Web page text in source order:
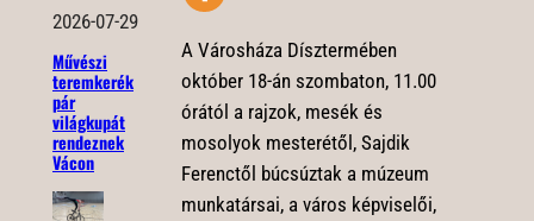
2026-07-29
Művészi
teremkerék
pár
világkupát
rendeznek
Vácon
A Városháza Dísztermében
október 18-án szombaton, 11.00
órától a rajzok, mesék és
mosolyok mesterétől, Sajdik
Ferenctől búcsúztak a múzeum
munkatársai, a város képviselői,